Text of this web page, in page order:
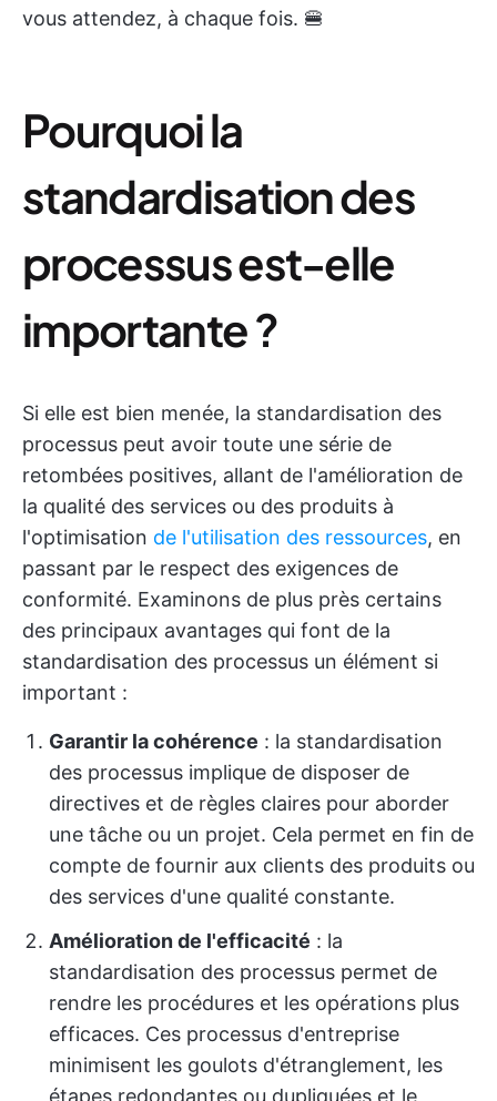
vous attendez, à chaque fois. 🍔
Pourquoi la
standardisation des
processus est-elle
importante ?
Si elle est bien menée, la standardisation des
processus peut avoir toute une série de
retombées positives, allant de l'amélioration de
la qualité des services ou des produits à
l'optimisation de l'utilisation des ressources, en
passant par le respect des exigences de
conformité. Examinons de plus près certains
des principaux avantages qui font de la
standardisation des processus un élément si
important :
Garantir la cohérence : la standardisation
des processus implique de disposer de
directives et de règles claires pour aborder
une tâche ou un projet. Cela permet en fin de
compte de fournir aux clients des produits ou
des services d'une qualité constante.
Amélioration de l'efficacité : la
standardisation des processus permet de
rendre les procédures et les opérations plus
efficaces. Ces processus d'entreprise
minimisent les goulots d'étranglement, les
étapes redondantes ou dupliquées et le